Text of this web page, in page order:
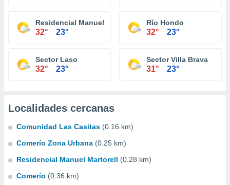
Residencial Manuel Martorell
32° 23°
Río Hondo
32° 23°
Sector Laso
32° 23°
Sector Villa Brava
31° 23°
Localidades cercanas
Comunidad Las Casitas (0.16 km)
Comerío Zona Urbana (0.25 km)
Residencial Manuel Martorell (0.28 km)
Comerío (0.36 km)